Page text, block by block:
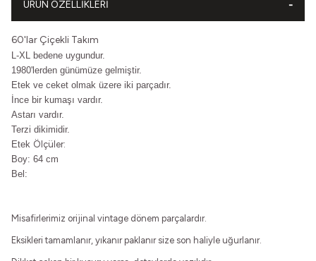
ÜRÜN ÖZELLIKLERI
60'lar Çiçekli Takım
L-XL bedene uygundur.
1980'lerden günümüze gelmiştir.
Etek ve ceket olmak üzere iki parçadır.
İnce bir kumaşı vardır.
Astarı vardır.
Terzi dikimidir.
Etek Ölçüler:
Boy: 64 cm
Bel:
Misafirlerimiz orijinal vintage dönem parçalardır.
Eksikleri tamamlanır, yıkanır paklanır size son haliyle uğurlanır.